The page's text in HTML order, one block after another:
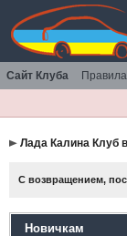
Сайт Клуба
Лада Калина Клуб
С возвращением,
Новичкам